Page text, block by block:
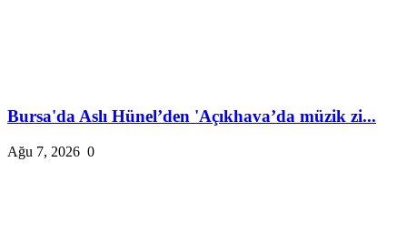
Bursa'da Aslı Hünel’den 'Açıkhava’da müzik zi...
Ağu 7, 2026 0